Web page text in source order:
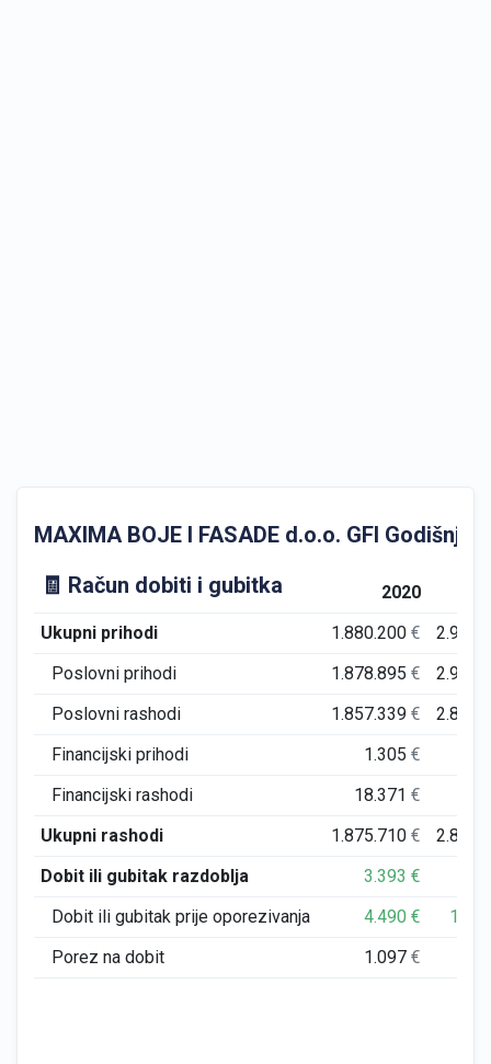
MAXIMA BOJE I FASADE d.o.o. GFI Godišnji
🧾 Račun dobiti i gubitka
2020
Ukupni prihodi
1.880.200€
Poslovni prihodi
1.878.895€
Poslovni rashodi
1.857.339€
Financijski prihodi
1.305€
Financijski rashodi
18.371€
Ukupni rashodi
1.875.710€
Dobit ili gubitak razdoblja
3.393€
Dobit ili gubitak prije oporezivanja
4.490€
Porez na dobit
1.097€